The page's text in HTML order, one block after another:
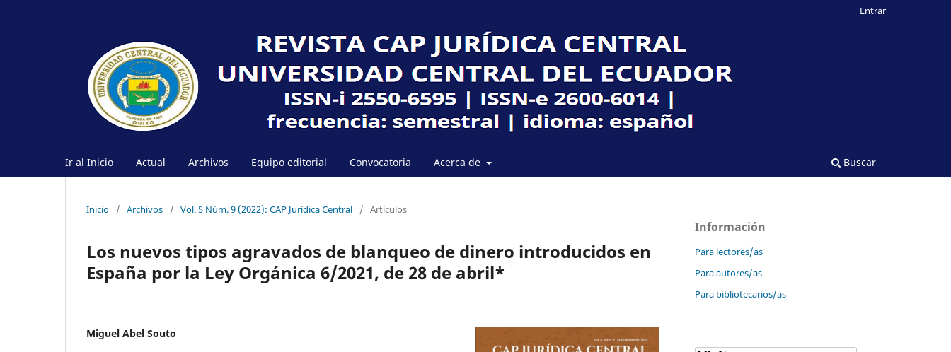
Ir al Inicio Actual Archivos Equipo editorial Convocatoria Acerca de Buscar
Entrar
Inicio / Archivos / Vol. 5 Núm. 9 (2022): CAP Jurídica Central / Artículos
Los nuevos tipos agravados de blanqueo de dinero introducidos en
España por la Ley Orgánica 6/2021, de 28 de abril*
Miguel Abel Souto
Información
Para lectores/as
Para autores/as
Para bibliotecarios/as